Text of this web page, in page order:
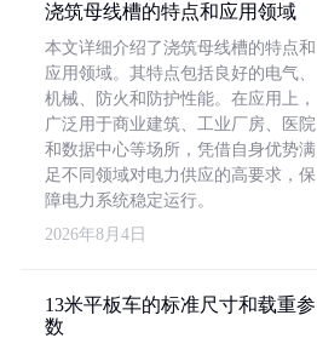
浇筑母线槽的特点和应用领域
本文详细介绍了浇筑母线槽的特点和
应用领域。其特点包括良好的电气、
机械、防火和防护性能。在应用上，
广泛用于商业建筑、工业厂房、医院
和数据中心等场所，凭借自身优势满
足不同领域对电力供应的高要求，保
障电力系统稳定运行。
2026年8月4日
13米平板车的标准尺寸和载重参
数